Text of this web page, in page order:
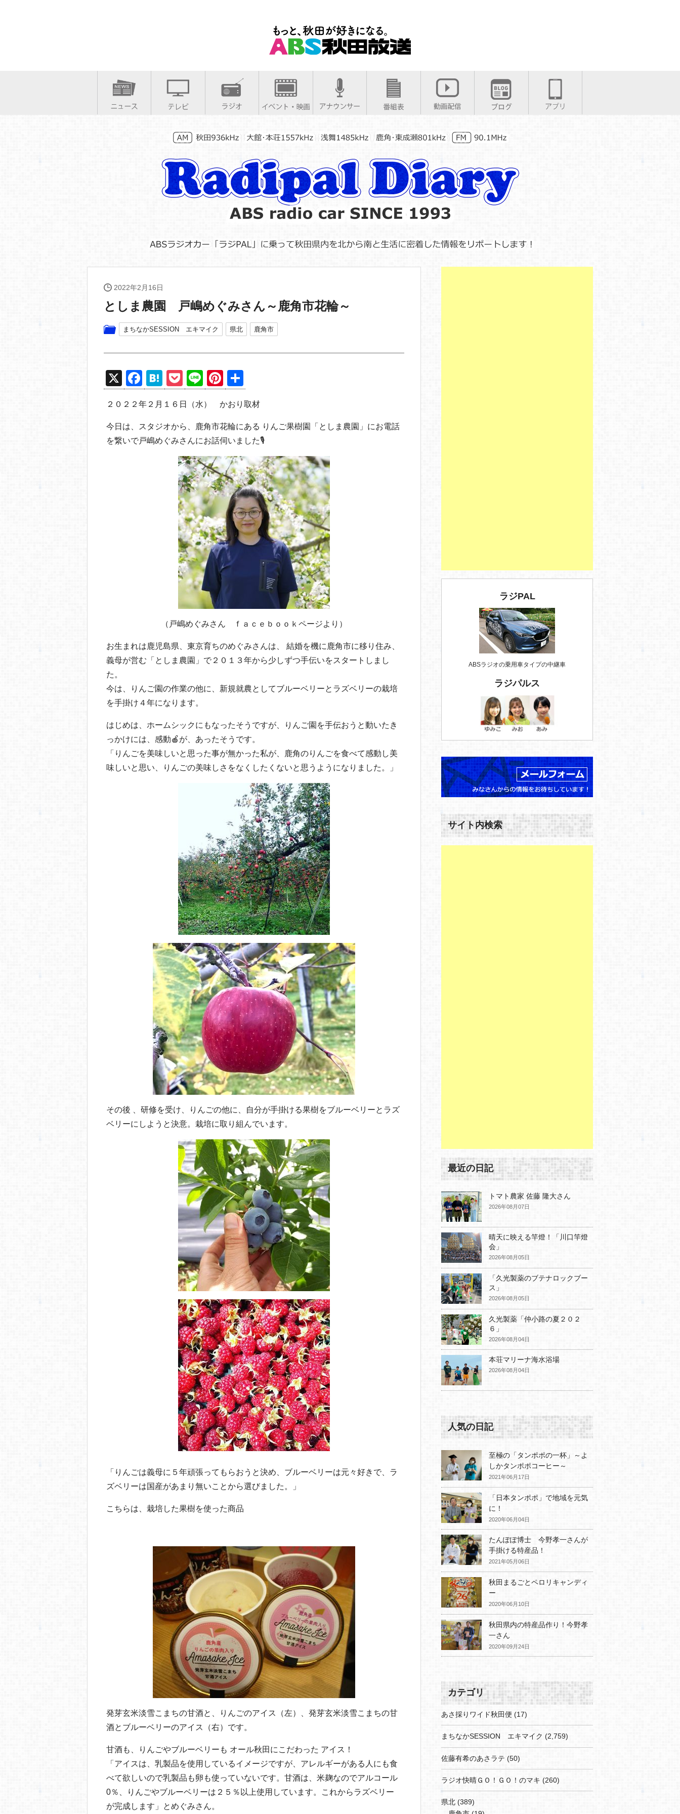
2022年2月16日
としま農園 戸嶋めぐみさん～鹿角市花輪～
まちなかSESSION エキマイク 県北 鹿角市
X
F
a
c
e
b
H
at
e
n
a
P
o
ck
et
Li
n
e
Pi
nt
er
e
st
有
２０２２年２月１６日（水） かおり取材
今日は、スタジオから、鹿角市花輪にある りんご果樹園「としま農園」にお電話
を繋いで戸嶋めぐみさんにお話伺いました🎙
（戸嶋めぐみさん ｆａｃｅｂｏｏｋページより）
お生まれは鹿児島県、東京育ちのめぐみさんは、 結婚を機に鹿角市に移り住み、
義母が営む「としま農園」で２０１３年から少しずつ手伝いをスタートしまし
た。
今は、りんご園の作業の他に、新規就農としてブルーベリーとラズベリーの栽培
を手掛け４年になります。
はじめは、ホームシックにもなったそうですが、りんご園を手伝おうと動いたき
っかけには、感動🍎が、あったそうです。
「りんごを美味しいと思った事が無かった私が、鹿角のりんごを食べて感動し美
味しいと思い、りんごの美味しさをなくしたくないと思うようになりました。」
その後 、研修を受け、りんごの他に、自分が手掛ける果樹をブルーベリーとラズ
ベリーにしようと決意。栽培に取り組んでいます。
「りんごは義母に５年頑張ってもらおうと決め、ブルーベリーは元々好きで、ラ
ズベリーは国産があまり無いことから選びました。」
こちらは、栽培した果樹を使った商品
発芽玄米淡雪こまちの甘酒と、りんごのアイス（左）、発芽玄米淡雪こまちの甘
酒とブルーベリーのアイス（右）です。
甘酒も、りんごやブルーベリーも オール秋田にこだわった アイス！
「アイスは、乳製品を使用しているイメージですが、アレルギーがある人にも食
べて欲しいので乳製品も卵も使っていないです。甘酒は、米麹なのでアルコール
0％、りんごやブルーベリーは２５％以上使用しています。これからラズベリー
が完成します」とめぐみさん。
ラジPAL
ABSラジオの乗用車タイプの中継車
ラジパルス
サイト内検索
最近の日記
トマト農家 佐藤 隆大さん
2026年08月07日
晴天に映える竿燈！「川口竿燈
会」
2026年08月05日
「久光製薬のブテナロックブー
ス」
2026年08月05日
久光製薬「仲小路の夏２０２
６」
2026年08月04日
本荘マリーナ海水浴場
2026年08月04日
人気の日記
至極の「タンポポの一杯」～よ
しかタンポポコーヒー～
2021年06月17日
「日本タンポポ」で地域を元気
に！
2020年06月04日
たんぽぽ博士 今野孝一さんが
手掛ける特産品！
2021年05月06日
秋田まるごとペロリキャンディ
ー
2020年06月10日
秋田県内の特産品作り！今野孝
一さん
2020年09月24日
カテゴリ
あさ採りワイド秋田便 (17)
まちなかSESSION エキマイク (2,759)
佐藤有希のあさラテ (50)
ラジオ快晴ＧＯ！ＧＯ！のマキ (260)
県北 (389)